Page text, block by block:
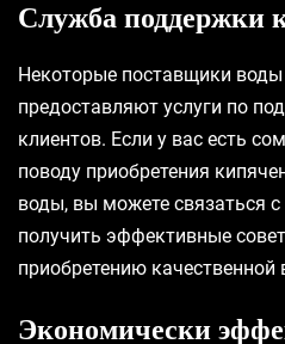
Служба поддержки
Некоторые поставщики воды
предоставляют услуги по
клиентов. Если у вас есть
поводу приобретения
воды, вы можете связаться с
получить эффективные
приобретению качественной
Экономически